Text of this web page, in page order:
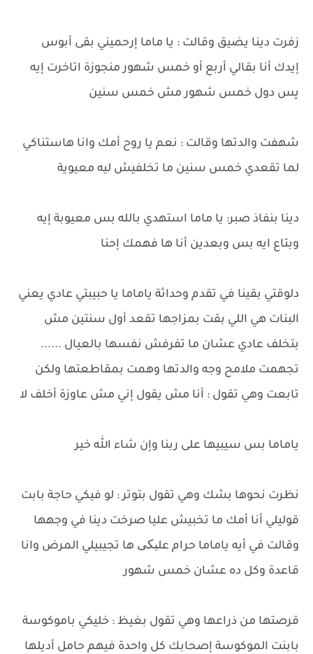
زفرت دينا يضيق وقالت : يا ماما إرحميني بقى أبوس
إيدك أنا بقالي أربع أو خمس شهور منجوزة اتاخرت إيه
پس دول خمس شهور مش خمس سنين
شهفت والدتها وقالت : نعم يا روح أمك وانا هاستناكي
لما تقعدي خمس سنين ما تخلفيش ليه معيوية
دينا بنفاذ صبر: يا ماما استهدي بالله بس معيوبة إيه
وبتاع ايه بس وبعدين أنا ها فهمك إحنا
دلوقتي بقينا في تقدم وحداثة ياماما يا حبيبتي عادي يعني
البنات هي اللي بقت بمزاجها تقعد أول سنتين مش
بتخلف عادي عشان ما تفرفش نفسها بالعيال ......
تجهمت ملامح وجه والدتها وهمت بمقاطعتها ولكن
تابعت وهي تقول : أنا مش يقول إني مش عاوزة أخلف لا
ياماما بس سيبيها على ربنا وإن شاء الله خير
نظرت نحوها بشك وهي تقول بتوتر : لو فيكي حاجة بابت
قوليلي أنا أمك ما تخبيش عليا صرخت دينا في وجهها
وقالت في أيه ياماما حرام علیکی ها تجيبيلي المرض وانا
قاعدة وكل ده عشان خمس شهور
قرصتها من ذراعها وهي تقول بغيظ : خليكي باموكوسة
بابنت الموكوسة إصحابك كل واحدة فيهم حامل أديلها